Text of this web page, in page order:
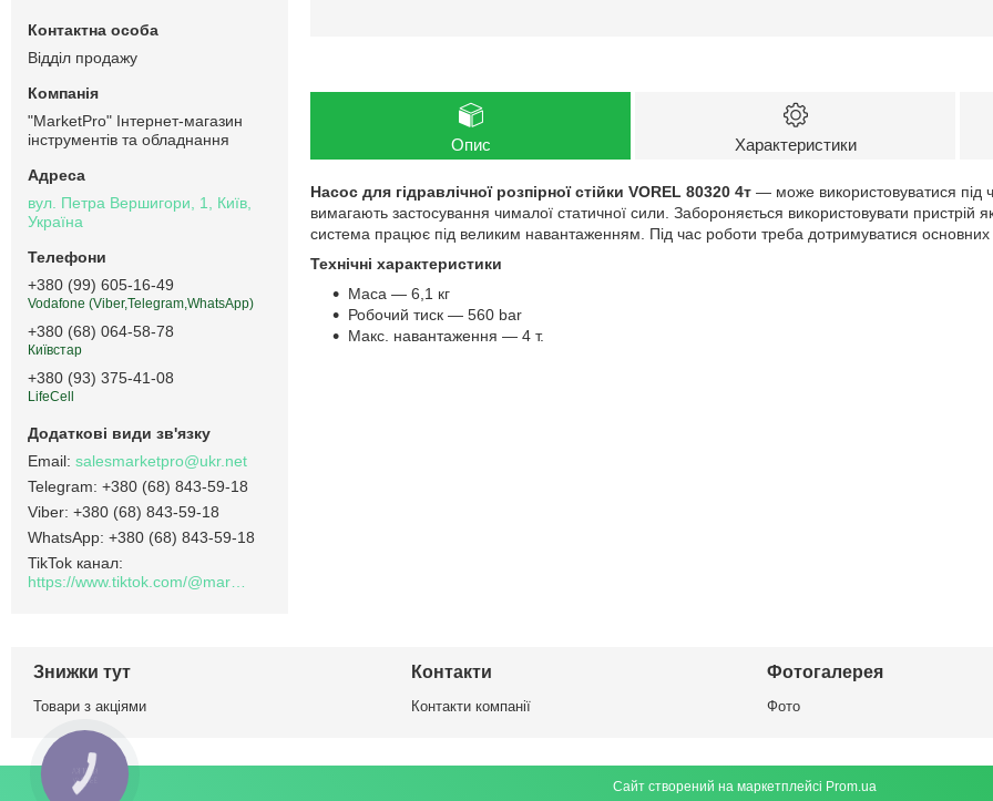
Опис Характеристики
Насос для гідравлічної розпірної стійки VOREL 80320 4т — може використовуватися під
вимагають застосування чималої статичної сили. Забороняється використовувати пристрій як
система працює під великим навантаженням. Під час роботи треба дотримуватися основних
Технічні характеристики
Маса — 6,1 кг
Робочий тиск — 560 bar
Макс. навантаження — 4 т.
Відділ продажу
"MarketPro" Інтернет-магазин
інструментів та обладнання
вул. Петра Вершигори, 1, Київ,
Україна
+380 (99) 605-16-49
Vodafone (Viber,Telegram,WhatsApp)
+380 (68) 064-58-78
Київстар
+380 (93) 375-41-08
LifeCell
salesmarketpro@ukr.net
+380 (68) 843-59-18
+380 (68) 843-59-18
+380 (68) 843-59-18
TikTok канал
Знижки тут
Товари з акціями
Контакти
Контакти компанії
Фотогалерея
Фото
Сайт створений на маркетплейсі Prom.ua
КНОПКА
ЗВ'ЯЗКУ